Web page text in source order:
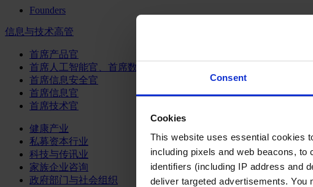
Consent
Cookies
This website uses essential cookies
including pixels and web beacons,
identifiers (including IP address and
deliver targeted advertisements.
Founders
信息与技术高管
首席产品官
首席人工智能官、首席数据官和首席数据解析官
首席信息安全官
首席信息官
首席技术官
健康产业
私募资本行业
科技与传讯业
家族企业咨询
政府部门与社会组织